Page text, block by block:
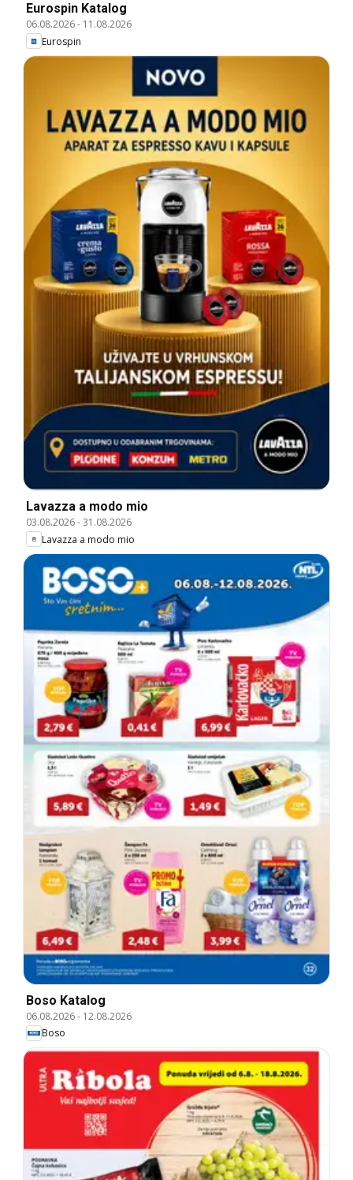
Eurospin Katalog
06.08.2026- 11.08.2026
Eurospin
Lavazza a modo mio
03.08.2026-31.08.2026
Lavazza a modo mio
Boso Katalog
06.08.2026- 12.08.2026
Boso